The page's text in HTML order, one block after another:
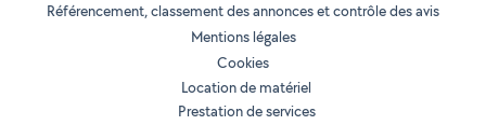
Référencement, classement des annonces et contrôle des avis
Mentions légales
Cookies
Location de matériel
Prestation de services